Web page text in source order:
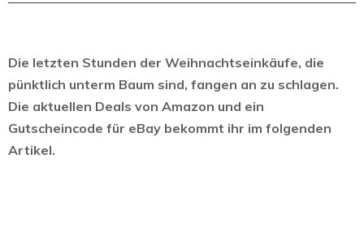
Die letzten Stunden der Weihnachtseinkäufe, die
pünktlich unterm Baum sind, fangen an zu schlagen.
Die aktuellen Deals von Amazon und ein
Gutscheincode für eBay bekommt ihr im folgenden
Artikel.